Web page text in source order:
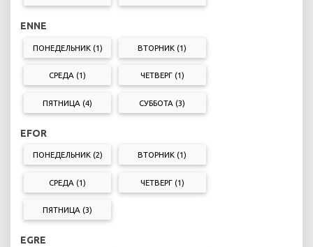
ENNE
ПОНЕДЕЛЬНИК (1) ВТОРНИК (1)
СРЕДА (1) ЧЕТВЕРГ (1)
ПЯТНИЦА (4) СУББОТА (3)
EFOR
ПОНЕДЕЛЬНИК (2) ВТОРНИК (1)
СРЕДА (1) ЧЕТВЕРГ (1)
ПЯТНИЦА (3)
EGRE